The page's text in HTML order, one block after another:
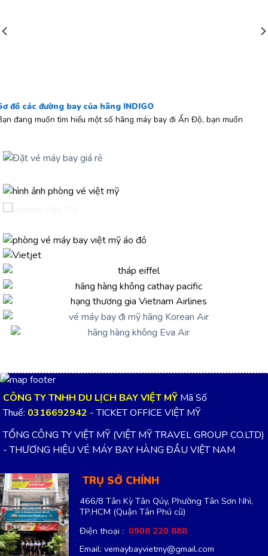
đồ các đường bay của hãng INDIGO
đang muốn tìm hiểu một số hãng máy bay đi Ấn Độ, bạn muốn
CÔNG TY TNHH DU LỊCH BAY VIỆT MỸ Mã Số
Thuế: 0316692942 - TICKET OFFICE VIỆT MỸ
TỔNG CÔNG TY VIỆT MỸ (VIỆT MỸ TRAVEL GROUP CO.LTD)
- THƯƠNG HIỆU VÉ MÁY BAY HÀNG ĐẦU VIỆT NAM
TRỤ SỞ CHÍNH
466/8 Tân Kỳ Tân Qúy, Phường Tân Sơn Nhì,
TP.HCM (Quận Tân Phú cũ)
Điện thoại : 0908 220 888
Email: vemaybayvietmy@gmail.com